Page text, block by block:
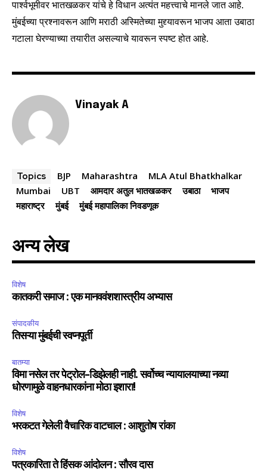
I've read and accept thePrivacy Policy.
पार्श्वभूमीवर भातखळकर यांचे हे विधान अत्यंत महत्त्वाचे मानले जात आहे.
मुंबईच्या प्रश्नावरून आणि मराठी अस्मितेच्या मुद्द्यावरून भाजप आता उबाठा
गटाला घेरण्याच्या तयारीत असल्याचे यावरून स्पष्ट होत आहे.
Vinayak A
Topics BJP Maharashtra
MLA Atul Bhatkhalkar
Mumbai
UBT आमदार अतुल भातखळकर उबाठा
भाजप
महाराष्ट्र
मुंबई मुंबई महापालिका निवडणूक
अन्य लेख
विशेष
कातकरी समाज : एक मानववंशशास्त्रीय अभ्यास
संपादकीय
तिसऱ्या मुंबईची स्वप्नपूर्ती
बातम्या
विमा नसेल तर पेट्रोल-डिझेलही नाही. सर्वोच्च न्यायालयाच्या नव्या
धोरणामुळे वाहनधारकांना मोठा इशारा!
विशेष
भरकटत गेलेली वैचारिक वाटचाल : आशुतोष रांका
विशेष
पत्रकारिता ते हिंसक आंदोलन : सौरव दास